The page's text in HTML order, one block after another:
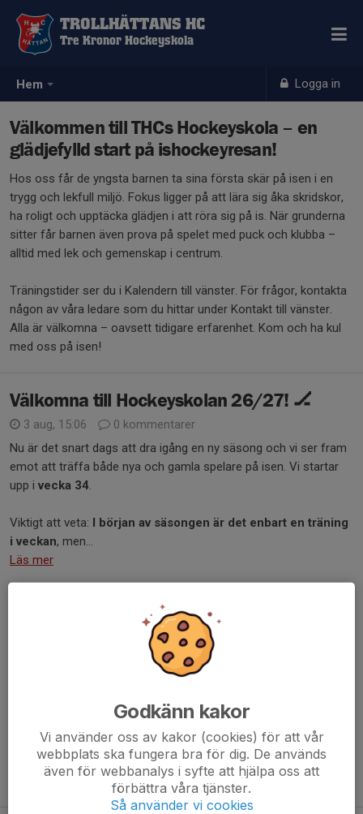
Hem Logga in
TROLLHÄTTANS HC
Tre Kronor Hockeyskola
Välkommen till THCs Hockeyskola – en
glädjefylld start på ishockeyresan!
Hos oss får de yngsta barnen ta sina första skär på isen i en
trygg och lekfull miljö. Fokus ligger på att lära sig åka skridskor,
ha roligt och upptäcka glädjen i att röra sig på is. När grunderna
sitter får barnen även prova på spelet med puck och klubba –
alltid med lek och gemenskap i centrum.
Träningstider ser du i Kalendern till vänster. För frågor, kontakta
någon av våra ledare som du hittar under Kontakt till vänster.
Alla är välkomna – oavsett tidigare erfarenhet. Kom och ha kul
med oss på isen!
Välkomna till Hockeyskolan 26/27! 🏒
3 aug, 15:06
0 kommentarer
Nu är det snart dags att dra igång en ny säsong och vi ser fram
emot att träffa både nya och gamla spelare på isen. Vi startar
upp i vecka 34.
Viktigt att veta: I början av säsongen är det enbart en träning
i veckan, men...
Läs mer
Säsongsavslutning
0 kommentarer
Glöm inte att anmäla om ert barn kommer eller ej till vår egna
Hoppas nu att ni föräldrar är med på isen också
Läs mer
Godkänn kakor
Vi använder oss av kakor (cookies) för att vår
webbplats ska fungera bra för dig. De används
även för webbanalys i syfte att hjälpa oss att
förbättra våra tjänster.
Så använder vi cookies